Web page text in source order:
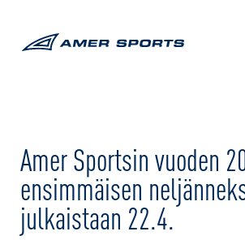
Amer Sportsin vuoden
ensimmäisen
julkaistaan 22.4.